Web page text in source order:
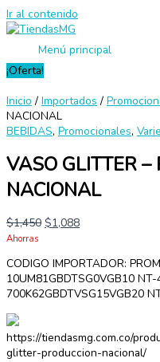
Ir al contenido
Menú principal
¡Oferta!
Inicio / Importados /
NACIONAL
BEBIDAS, Promocionales,
VASO GLITTER –
NACIONAL
$1,450 $1,088
Ahorras
CODIGO IMPORTADOR:
10UM81GBDTSG0VGB10
700K62GBDTVSG15VGB20
https://tiendasmg.com.co/
glitter-produccion-nacional/